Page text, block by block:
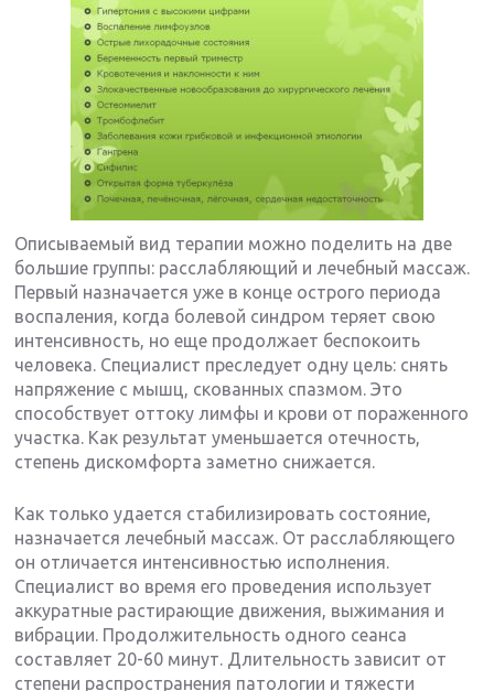
Описываемый вид терапии можно поделить на две
большие группы: расслабляющий и лечебный массаж.
Первый назначается уже в конце острого периода
воспаления, когда болевой синдром теряет свою
интенсивность, но еще продолжает беспокоить
человека. Специалист преследует одну цель: снять
напряжение с мышц, скованных спазмом. Это
способствует оттоку лимфы и крови от пораженного
участка. Как результат уменьшается отечность,
степень дискомфорта заметно снижается.
Как только удается стабилизировать состояние,
назначается лечебный массаж. От расслабляющего
он отличается интенсивностью исполнения.
Специалист во время его проведения использует
аккуратные растирающие движения, выжимания и
вибрации. Продолжительность одного сеанса
составляет 20-60 минут. Длительность зависит от
степени распространения патологии и тяжести